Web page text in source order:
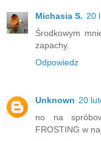
Michasia S. 20
Środkowym
zapachy.
Odpowiedz
Unknown 20
no na
FROSTING w